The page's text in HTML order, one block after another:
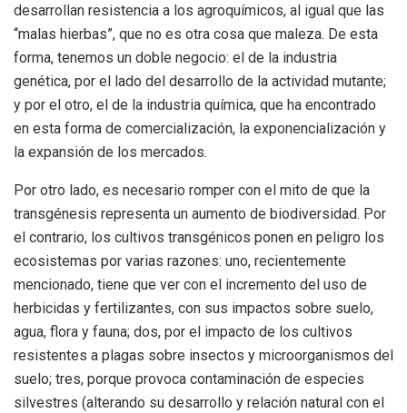
desarrollan resistencia a los agroquímicos, al igual que las
“malas hierbas”, que no es otra cosa que maleza. De esta
forma, tenemos un doble negocio: el de la industria
genética, por el lado del desarrollo de la actividad mutante;
y por el otro, el de la industria química, que ha encontrado
en esta forma de comercialización, la exponencialización y
la expansión de los mercados.
Por otro lado, es necesario romper con el mito de que la
transgénesis representa un aumento de biodiversidad. Por
el contrario, los cultivos transgénicos ponen en peligro los
ecosistemas por varias razones: uno, recientemente
mencionado, tiene que ver con el incremento del uso de
herbicidas y fertilizantes, con sus impactos sobre suelo,
agua, flora y fauna; dos, por el impacto de los cultivos
resistentes a plagas sobre insectos y microorganismos del
suelo; tres, porque provoca contaminación de especies
silvestres (alterando su desarrollo y relación natural con el